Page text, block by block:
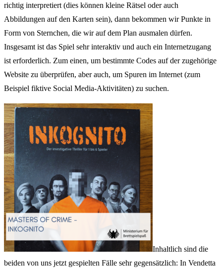
richtig interpretiert (dies können kleine Rätsel oder auch
Abbildungen auf den Karten sein), dann bekommen wir Punkte in
Form von Sternchen, die wir auf dem Plan ausmalen dürfen.
Insgesamt ist das Spiel sehr interaktiv und auch ein Internetzugang
ist erforderlich. Zum einen, um bestimmte Codes auf der zugehörige
Website zu überprüfen, aber auch, um Spuren im Internet (zum
Beispiel fiktive Social Media-Aktivitäten) zu suchen.
Inhaltlich sind die
beiden von uns jetzt gespielten Fälle sehr gegensätzlich: In Vendetta